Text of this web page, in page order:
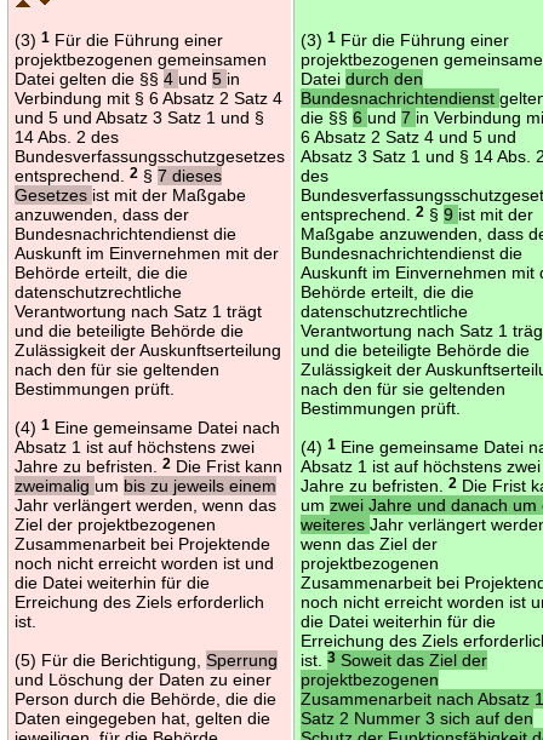
(3)1 Für die Führung einer
projektbezogenen gemeinsamen
Datei gelten die §§4und5 in
Verbindung mit § 6 Absatz 2 Satz 4
und 5 und Absatz 3 Satz 1 und §
14 Abs. 2 des
Bundesverfassungsschutzgesetzes
entsprechend.2 §7 dieses
Gesetzes ist mit der Maßgabe
anzuwenden, dass der
Bundesnachrichtendienst die
Auskunft im Einvernehmen mit der
Behörde erteilt, die die
datenschutzrechtliche
Verantwortung nach Satz 1 trägt
und die beteiligte Behörde die
Zulässigkeit der Auskunftserteilung
nach den für sie geltenden
Bestimmungen prüft.
(4)1 Eine gemeinsame Datei nach
Absatz 1 ist auf höchstens zwei
Jahre zu befristen.2 Die Frist kann
zweimaligum bis zu jeweils einem
Jahr verlängert werden, wenn das
Ziel der projektbezogenen
Zusammenarbeit bei Projektende
noch nicht erreicht worden ist und
die Datei weiterhin für die
Erreichung des Ziels erforderlich
ist.
(5) Für die Berichtigung,Sperrung
und Löschung der Daten zu einer
Person durch die Behörde, die die
Daten eingegeben hat, gelten die
(3)1 Für die Führung einer
projektbezogenen
Dateidurch den
Bundesnachrichtendienst
die §§6und7 in Verbindung
6 Absatz 2 Satz 4 und 5 und
Absatz 3 Satz 1 und § 14 Abs.
des
entsprechend.2 §9 ist mit der
Maßgabe anzuwenden, dass
Bundesnachrichtendienst die
Auskunft im Einvernehmen mit
Behörde erteilt, die die
datenschutzrechtliche
Verantwortung nach Satz 1
und die beteiligte Behörde die
Zulässigkeit der
nach den für sie geltenden
Bestimmungen prüft.
(4)1 Eine gemeinsame Datei
Absatz 1 ist auf höchstens zwei
Jahre zu befristen.2 Die Frist
umzwei Jahre und danach um
weiteresJahr verlängert
wenn das Ziel der
projektbezogenen
Zusammenarbeit bei
noch nicht erreicht worden ist
die Datei weiterhin für die
Erreichung des Ziels
ist.3 Soweit das Ziel der
projektbezogenen
Zusammenarbeit nach Absatz
Satz 2 Nummer 3 sich auf den